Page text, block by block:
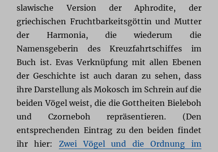
slawische Version der Aphrodite, der
griechischen Fruchtbarkeitsgöttin und Mutter
der Harmonia, die wiederum die
Namensgeberin des Kreuzfahrtschiffes im
Buch ist. Evas Verknüpfung mit allen Ebenen
der Geschichte ist auch daran zu sehen, dass
ihre Darstellung als Mokosch im Schrein auf die
beiden Vögel weist, die die Gottheiten Bieleboh
und Czorneboh repräsentieren. (Den
entsprechenden Eintrag zu den beiden findet
ihr hier: Zwei Vögel und die Ordnung im